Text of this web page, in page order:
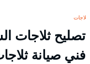
ثلاجات
فني صيانة